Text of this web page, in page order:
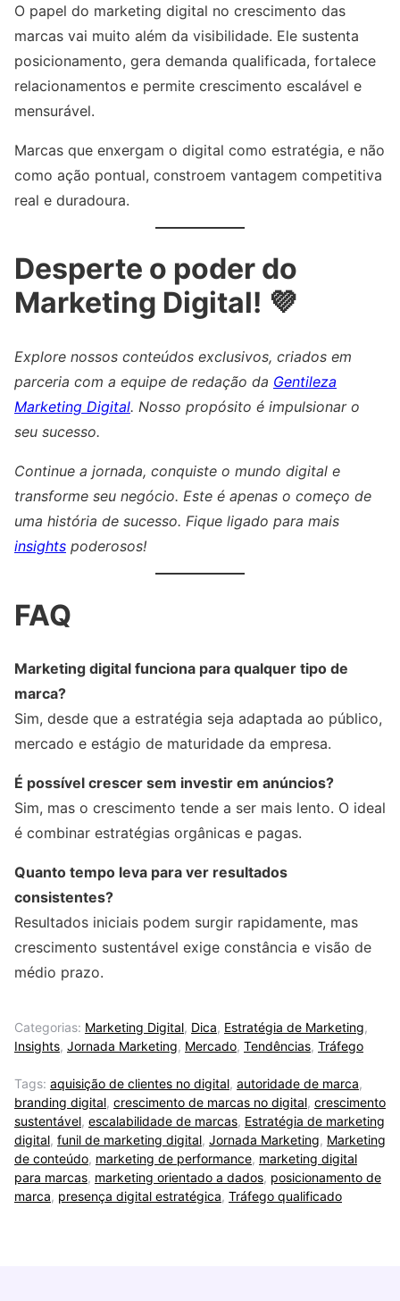
O papel do marketing digital no crescimento das
marcas vai muito além da visibilidade. Ele sustenta
posicionamento, gera demanda qualificada, fortalece
relacionamentos e permite crescimento escalável e
mensurável.
Marcas que enxergam o digital como estratégia, e não
como ação pontual, constroem vantagem competitiva
real e duradoura.
Desperte o poder do
Marketing Digital! 💜
Explore nossos conteúdos exclusivos, criados em
parceria com a equipe de redação da Gentileza
Marketing Digital. Nosso propósito é impulsionar o
seu sucesso.
Continue a jornada, conquiste o mundo digital e
transforme seu negócio. Este é apenas o começo de
uma história de sucesso. Fique ligado para mais
insights poderosos!
FAQ
Marketing digital funciona para qualquer tipo de
marca?
Sim, desde que a estratégia seja adaptada ao público,
mercado e estágio de maturidade da empresa.
É possível crescer sem investir em anúncios?
Sim, mas o crescimento tende a ser mais lento. O ideal
é combinar estratégias orgânicas e pagas.
Quanto tempo leva para ver resultados
consistentes?
Resultados iniciais podem surgir rapidamente, mas
crescimento sustentável exige constância e visão de
médio prazo.
Categorias: Marketing Digital, Dica, Estratégia de Marketing,
Insights, Jornada Marketing, Mercado, Tendências, Tráfego
Tags: aquisição de clientes no digital, autoridade de marca,
branding digital, crescimento de marcas no digital, crescimento
sustentável, escalabilidade de marcas, Estratégia de marketing
digital, funil de marketing digital, Jornada Marketing, Marketing
de conteúdo, marketing de performance, marketing digital
para marcas, marketing orientado a dados, posicionamento de
marca, presença digital estratégica, Tráfego qualificado